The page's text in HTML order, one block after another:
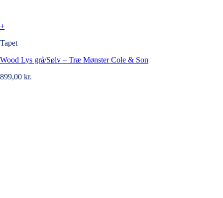
+
Tapet
Wood Lys grå/Sølv – Træ Mønster Cole & Son
899,00 kr.